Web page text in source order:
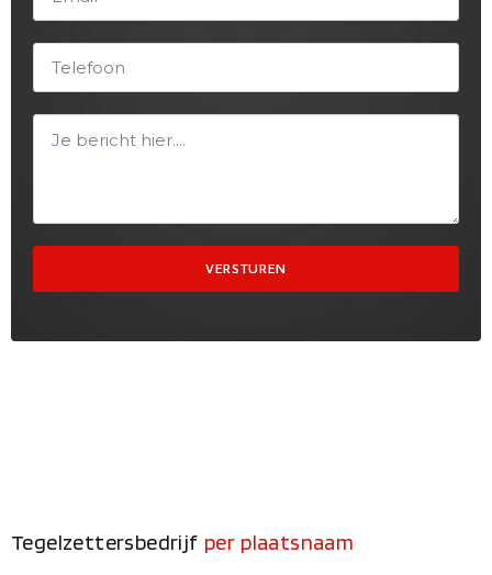
Tegelzettersbedrijf per plaatsnaam
VERSTUREN